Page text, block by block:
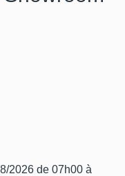
2026 de 07h00 à